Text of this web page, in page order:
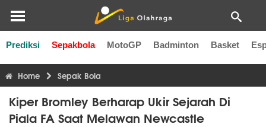
Prediksi Sepakbola MotoGP Badminton Basket
Liga Inggris Liga Italia Liga Spanyol Liga Perancis
Home Sepak Bola
Kiper Bromley Berharap Ukir Sejarah Di
Piala FA Saat Melawan Newcastle